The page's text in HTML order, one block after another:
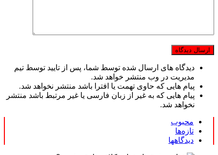
دیدگاه های ارسال شده توسط شما، پس از تایید توسط تیم
مدیریت در وب منتشر خواهد شد.
پیام هایی که حاوی تهمت یا افترا باشد منتشر نخواهد شد.
پیام هایی که به غیر از زبان فارسی یا غیر مرتبط باشد منتشر
نخواهد شد.
محبوب
تازه‌ها
دیدگاهها